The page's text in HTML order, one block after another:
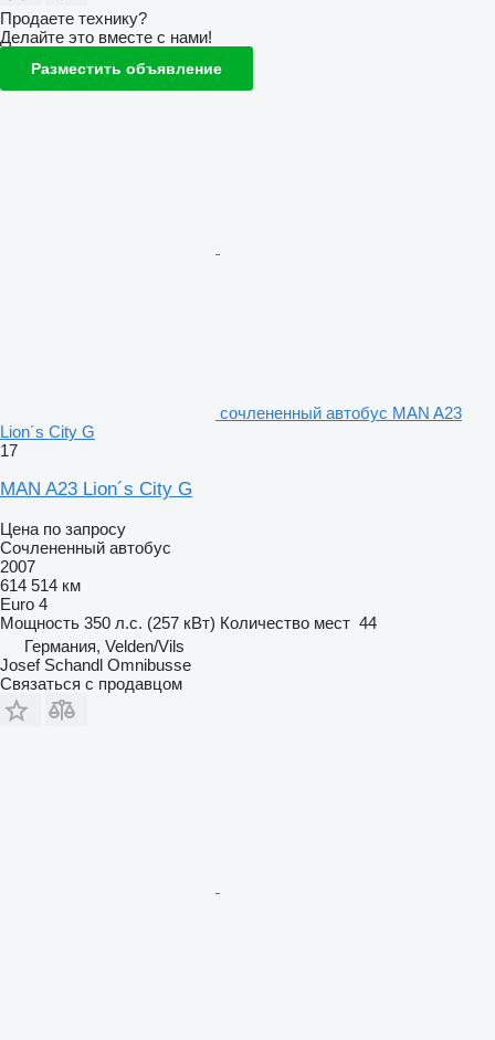
Продаете технику?
Делайте это вместе с нами!
Разместить объявление
сочлененный автобус MAN A23
Lion´s City G
17
MAN A23 Lion´s City G
Цена по запросу
Сочлененный автобус
2007
614 514 км
Euro 4
Мощность 350 л.с. (257 кВт) Количество мест 44
Германия, Velden/Vils
Josef Schandl Omnibusse
Связаться с продавцом